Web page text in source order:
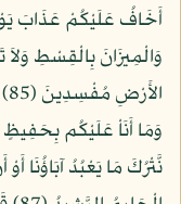
وَالْمِيزَانَ بِالْقِسْطِ
نَّتْرُكَ مَا يَعْبُدُ آبَاؤُنَا